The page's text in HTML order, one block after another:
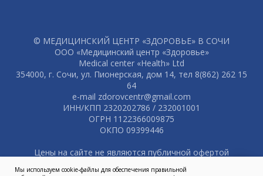
Мы используем cookie-файлы для обеспечения правильной
© МЕДИЦИНСКИЙ ЦЕНТР «ЗДОРОВЬЕ» В СОЧИ
ООО «Медицинский центр «Здоровье»
Medical center «Health» Ltd
354000, г. Сочи, ул. Пионерская, дом 14, тел 8(862) 262 15
64
e-mail zdorovcentr@gmail.com
ИНН/КПП 2320202786 / 232001001
ОГРН 1122366009875
ОКПО 09399446
Цены на сайте не являются публичной офертой